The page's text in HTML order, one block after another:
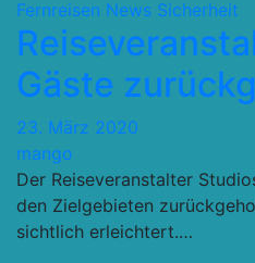
Fernreisen News Sicherheit
Gäste
23. März 2020
mango
Der Reiseveranstalter
den Zielgebieten
sichtlich erleichtert.…